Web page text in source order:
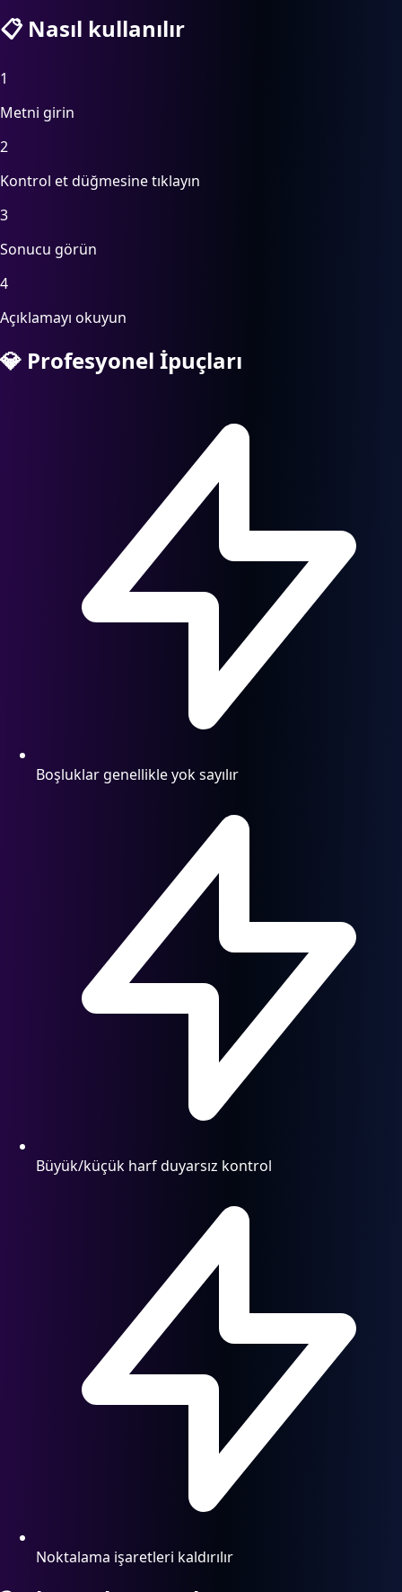
📋Nasıl kullanılır
1
Metni girin
2
Kontrol et düğmesine tıklayın
3
Sonucu görün
4
Açıklamayı okuyun
💎 Profesyonel İpuçları
Boşluklar genellikle yok sayılır
Büyük/küçük harf duyarsız kontrol
Noktalama işaretleri kaldırılır